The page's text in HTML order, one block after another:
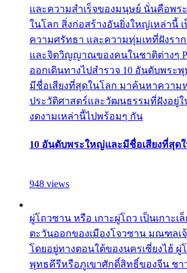
และความสำเร็จของมนุษย์ นั่นคือพ
ในโลก สิ่งก่อสร้างอันยิ่งใหญ่เหล่านี้
ความศรัทธา และความทุ่มเทที่ฝังรา
และจิตวิญญาณของคนในชาติต่างๆ
ออกเดินทางไปสำรวจ 10 อันดับพระ
มีชื่อเสียงที่สุดในโลก มาค้นหาความ
ประวัติศาสตร์และวัฒนธรรมที่ฝังอยู่ใ
งดงามเหล่านี้ไปพร้อมๆ กัน
10 อันดับพระใหญ่และมีชื่อเสียงที่สุด
948 views
ผู่โถวซาน หรือ เกาะผู่โถว เป็นเกาะเ
ตะวันออกของเมืองโจวซาน มณฑลเจ้
โดยอยู่ทางตอนใต้ของนครเซี่ยงไฮ้ ผู่
พุทธคีรีหรือภูเขาศักดิ์สิทธิ์ของจีน ชา